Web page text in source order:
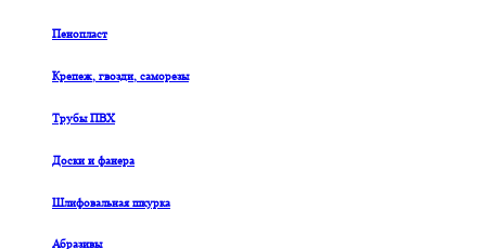
Пенопласт
Крепеж, гвозди, саморезы
Трубы ПВХ
Доски и фанера
Шлифовальная шкурка
Абразивы